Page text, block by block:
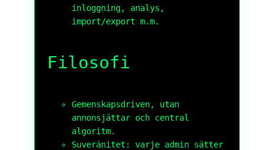
inloggning, analys,
import/export m.m.
Filosofi
Gemenskapsdriven, utan
annonsjättar och central
algoritm.
Suveränitet: varje admin sätter